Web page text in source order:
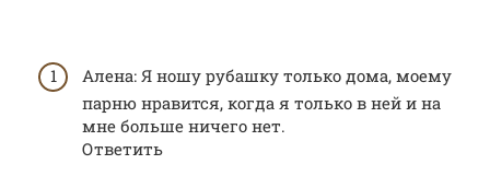
Алена: Я ношу рубашку только дома, моему
парню нравится, когда я только в ней и на
мне больше ничего нет.
Ответить